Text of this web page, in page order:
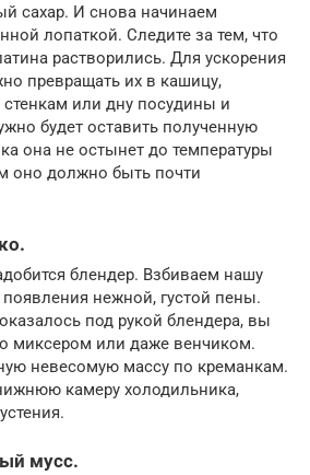
сахар. И снова начинаем
лопаткой. Следите за тем, что
растворились. Для ускорения
превращать их в кашицу,
или дну посудины и
будет оставить полученную
она не остынет до температуры
оно должно быть почти
блендер. Взбиваем нашу
нежной, густой пены.
под рукой блендера, вы
миксером или даже венчиком.
невесомую массу по креманкам.
камеру холодильника,
мусс.